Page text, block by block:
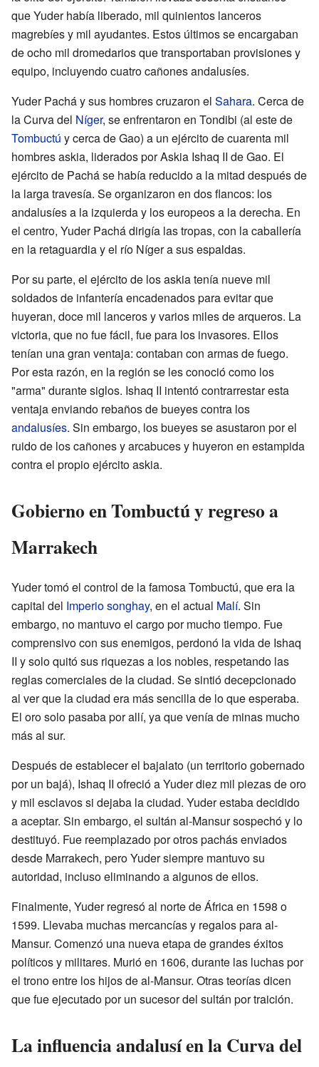
que Yuder había liberado, mil quinientos lanceros
magrebíes y mil ayudantes. Estos últimos se encargaban
de ocho mil dromedarios que transportaban provisiones y
equipo, incluyendo cuatro cañones andalusíes.
Yuder Pachá y sus hombres cruzaron el Sahara. Cerca de
la Curva del Níger, se enfrentaron en Tondibi (al este de
Tombuctú y cerca de Gao) a un ejército de cuarenta mil
hombres askia, liderados por Askia Ishaq II de Gao. El
ejército de Pachá se había reducido a la mitad después de
la larga travesía. Se organizaron en dos flancos: los
andalusíes a la izquierda y los europeos a la derecha. En
el centro, Yuder Pachá dirigía las tropas, con la caballería
en la retaguardia y el río Níger a sus espaldas.
Por su parte, el ejército de los askia tenía nueve mil
soldados de infantería encadenados para evitar que
huyeran, doce mil lanceros y varios miles de arqueros. La
victoria, que no fue fácil, fue para los invasores. Ellos
tenían una gran ventaja: contaban con armas de fuego.
Por esta razón, en la región se les conoció como los
"arma" durante siglos. Ishaq II intentó contrarrestar esta
ventaja enviando rebaños de bueyes contra los
andalusíes. Sin embargo, los bueyes se asustaron por el
ruido de los cañones y arcabuces y huyeron en estampida
contra el propio ejército askia.
Gobierno en Tombuctú y regreso a
Marrakech
Yuder tomó el control de la famosa Tombuctú, que era la
capital del Imperio songhay, en el actual Malí. Sin
embargo, no mantuvo el cargo por mucho tiempo. Fue
comprensivo con sus enemigos, perdonó la vida de Ishaq
II y solo quitó sus riquezas a los nobles, respetando las
reglas comerciales de la ciudad. Se sintió decepcionado
al ver que la ciudad era más sencilla de lo que esperaba.
El oro solo pasaba por allí, ya que venía de minas mucho
más al sur.
Después de establecer el bajalato (un territorio gobernado
por un bajá), Ishaq II ofreció a Yuder diez mil piezas de oro
y mil esclavos si dejaba la ciudad. Yuder estaba decidido
a aceptar. Sin embargo, el sultán al-Mansur sospechó y lo
destituyó. Fue reemplazado por otros pachás enviados
desde Marrakech, pero Yuder siempre mantuvo su
autoridad, incluso eliminando a algunos de ellos.
Finalmente, Yuder regresó al norte de África en 1598 o
1599. Llevaba muchas mercancías y regalos para al-
Mansur. Comenzó una nueva etapa de grandes éxitos
políticos y militares. Murió en 1606, durante las luchas por
el trono entre los hijos de al-Mansur. Otras teorías dicen
que fue ejecutado por un sucesor del sultán por traición.
La influencia andalusí en la Curva del